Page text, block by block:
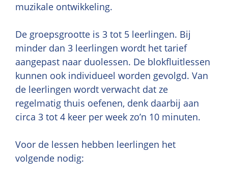
muzikale ontwikkeling.
De groepsgrootte is 3 tot 5 leerlingen. Bij
minder dan 3 leerlingen wordt het tarief
aangepast naar duolessen. De blokfluitlessen
kunnen ook individueel worden gevolgd. Van
de leerlingen wordt verwacht dat ze
regelmatig thuis oefenen, denk daarbij aan
circa 3 tot 4 keer per week zo’n 10 minuten.
Voor de lessen hebben leerlingen het
volgende nodig: